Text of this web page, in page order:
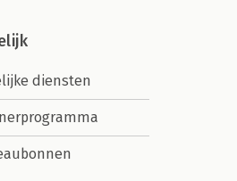
diensten